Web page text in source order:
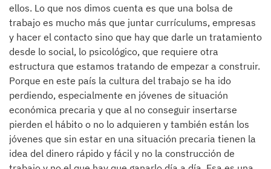
ellos. Lo que nos dimos cuenta es que una bolsa de
trabajo es mucho más que juntar currículums, empresas
y hacer el contacto sino que hay que darle un tratamiento
desde lo social, lo psicológico, que requiere otra
estructura que estamos tratando de empezar a construir.
Porque en este país la cultura del trabajo se ha ido
perdiendo, especialmente en jóvenes de situación
económica precaria y que al no conseguir insertarse
pierden el hábito o no lo adquieren y también están los
jóvenes que sin estar en una situación precaria tienen la
idea del dinero rápido y fácil y no la construcción de